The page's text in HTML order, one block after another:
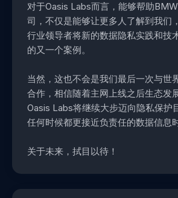
对于Oasis Labs而言，能够帮助
司，不仅是能够让更多人了解到我们，
行业领导者将新的数据隐私实践和技
的又一个案例。
当然，这也不会是我们最后一次与世
合作，相信随着主网上线之后生态发
Oasis Labs将继续大步迈向隐私保护
任何时候都更接近负责任的数据信息
关于未来，拭目以待！